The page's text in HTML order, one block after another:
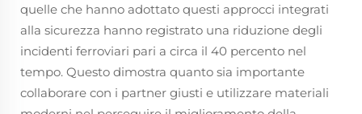
quelle che hanno adottato questi approcci integrati
alla sicurezza hanno registrato una riduzione degli
incidenti ferroviari pari a circa il 40 percento nel
tempo. Questo dimostra quanto sia importante
collaborare con i partner giusti e utilizzare materiali